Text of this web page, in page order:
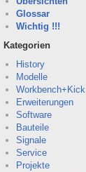
Glossar
Wichtig !!!
Kategorien
History
Modelle
Workbench+Kick
Erweiterungen
Software
Bauteile
Signale
Service
Projekte